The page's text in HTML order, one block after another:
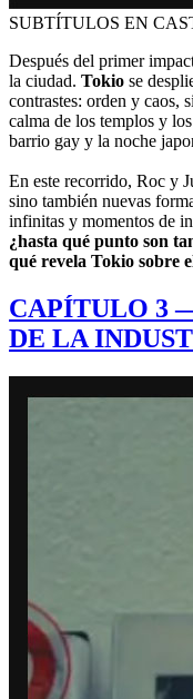
SUBTÍTULOS EN
Después del primer
la ciudad. Tokio se
contrastes: orden y caos,
calma de los templos y
barrio gay y la noche
En este recorrido, Roc y
sino también nuevas
infinitas y momentos de
¿hasta qué punto son
qué revela Tokio sobre
CAPÍTULO 3
DE LA